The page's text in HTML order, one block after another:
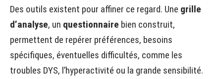
Des outils existent pour affiner ce regard. Une grille
d’analyse, un questionnaire bien construit,
permettent de repérer préférences, besoins
spécifiques, éventuelles difficultés, comme les
troubles DYS, l’hyperactivité ou la grande sensibilité.